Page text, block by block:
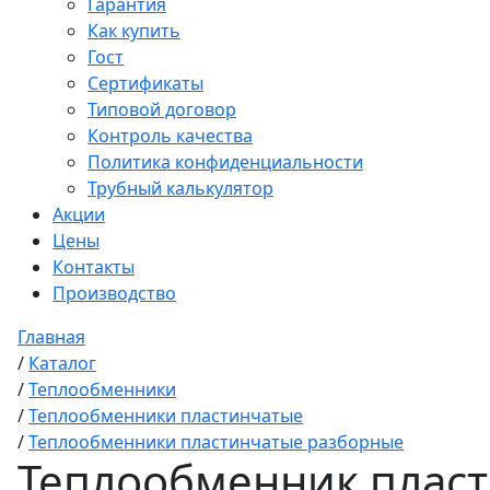
Гарантия
Как купить
Гост
Сертификаты
Типовой договор
Контроль качества
Политика конфиденциальности
Трубный калькулятор
Акции
Цены
Контакты
Производство
Главная
/ Каталог
/Теплообменники
/Теплообменники пластинчатые
/Теплообменники пластинчатые разборные